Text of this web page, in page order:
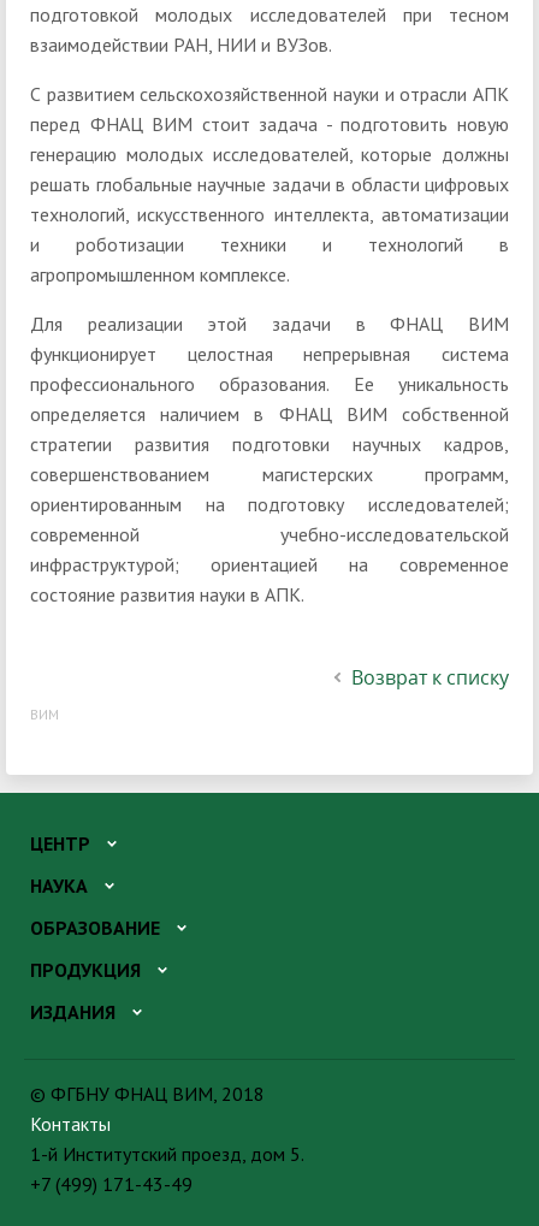
подготовкой молодых исследователей при тесном
взаимодействии РАН, НИИ и ВУЗов.
С развитием сельскохозяйственной науки и отрасли АПК
перед ФНАЦ ВИМ стоит задача - подготовить новую
генерацию молодых исследователей, которые должны
решать глобальные научные задачи в области цифровых
технологий, искусственного интеллекта, автоматизации
и роботизации техники и технологий в
агропромышленном комплексе.
Для реализации этой задачи в ФНАЦ ВИМ
функционирует целостная непрерывная система
профессионального образования. Ее уникальность
определяется наличием в ФНАЦ ВИМ собственной
стратегии развития подготовки научных кадров,
совершенствованием магистерских программ,
ориентированным на подготовку исследователей;
современной учебно-исследовательской
инфраструктурой; ориентацией на современное
состояние развития науки в АПК.
Возврат к списку
ВИМ
ЦЕНТР
НАУКА
ОБРАЗОВАНИЕ
ПРОДУКЦИЯ
ИЗДАНИЯ
© ФГБНУ ФНАЦ ВИМ, 2018
Контакты
1-й Институтский проезд, дом 5.
+7 (499) 171-43-49